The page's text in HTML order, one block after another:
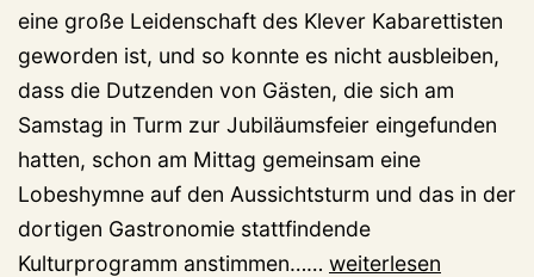
eine große Leidenschaft des Klever Kabarettisten
geworden ist, und so konnte es nicht ausbleiben,
dass die Dutzenden von Gästen, die sich am
Samstag in Turm zur Jubiläumsfeier eingefunden
hatten, schon am Mittag gemeinsam eine
Lobeshymne auf den Aussichtsturm und das in der
dortigen Gastronomie stattfindende
Kulturprogramm anstimmen…… Jubiläumsfeier
weiterlesen